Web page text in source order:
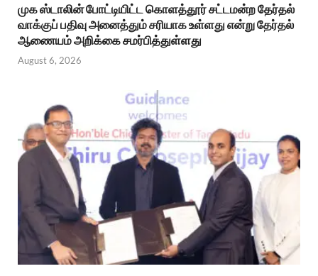
முக ஸ்டாலின் போட்டியிட்ட கொளத்தூர் சட்டமன்ற தேர்தல்
வாக்குப் பதிவு அனைத்தும் சரியாக உள்ளது என்று தேர்தல்
ஆணையம் அறிக்கை சமர்பித்துள்ளது
August 6, 2026